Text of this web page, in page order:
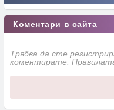
Коментари в сайта
Трябва да сте
коментирате.